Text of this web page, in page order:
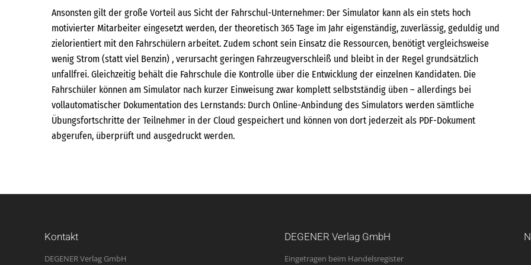
Ansonsten gilt der große Vorteil aus Sicht der Fahrschul-Unternehmer: Der Simulator kann als ein stets hoch
motivierter Mitarbeiter eingesetzt werden, der theoretisch 365 Tage im Jahr eigenständig, zuverlässig, geduldig und
zielorientiert mit den Fahrschülern arbeitet. Zudem schont sein Einsatz die Ressourcen, benötigt vergleichsweise
wenig Strom (statt viel Benzin) , verursacht geringen Fahrzeugverschleiß und bleibt in der Regel grundsätzlich
unfallfrei. Gleichzeitig behält die Fahrschule die Kontrolle über die Entwicklung der einzelnen Kandidaten. Die
Fahrschüler können am Simulator nach kurzer Einweisung zwar komplett selbstständig üben – allerdings bei
vollautomatischer Dokumentation des Lernstands: Durch Online-Anbindung des Simulators werden sämtliche
Übungsfortschritte der Teilnehmer in der Cloud gespeichert und können von dort jederzeit als PDF-Dokument
abgerufen, überprüft und ausgedruckt werden.
Kontakt
DEGENER Verlag GmbH
DEGENER Verlag GmbH
Eingetragen beim Handelsregister